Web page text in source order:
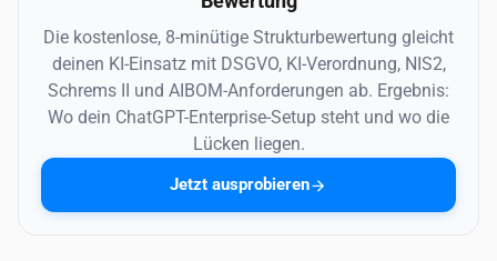
Die kostenlose, 8-minütige Strukturbewertung gleicht
deinen KI-Einsatz mit DSGVO, KI-Verordnung, NIS2,
Schrems II und AIBOM-Anforderungen ab. Ergebnis:
Wo dein ChatGPT-Enterprise-Setup steht und wo die
Lücken liegen.
Jetzt ausprobieren